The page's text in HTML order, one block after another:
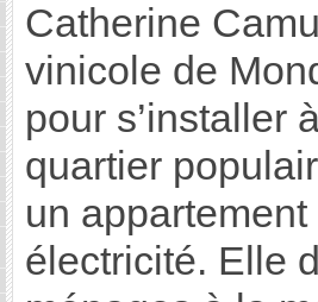
Catherine
vinicole de
pour s’installer
quartier
un
électricité. Elle